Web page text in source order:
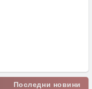
Последни новини